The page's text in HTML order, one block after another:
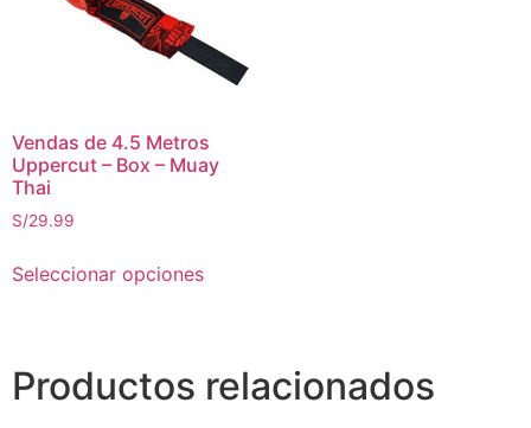
Vendas de 4.5 Metros
Uppercut – Box – Muay
Thai
S/29.99
Seleccionar opciones
Productos relacionados